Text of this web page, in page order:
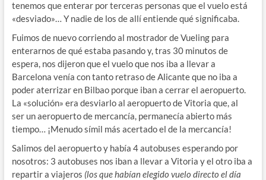
tenemos que enterar por terceras personas que el vuelo está
«desviado»… Y nadie de los de allí entiende qué significaba.
Fuimos de nuevo corriendo al mostrador de Vueling para
enterarnos de qué estaba pasando y, tras 30 minutos de
espera, nos dijeron que el vuelo que nos iba a llevar a
Barcelona venía con tanto retraso de Alicante que no iba a
poder aterrizar en Bilbao porque iban a cerrar el aeropuerto.
La «solución» era desviarlo al aeropuerto de Vitoria que, al
ser un aeropuerto de mercancía, permanecía abierto más
tiempo… ¡Menudo símil más acertado el de la mercancía!
Salimos del aeropuerto y había 4 autobuses esperando por
nosotros: 3 autobuses nos iban a llevar a Vitoria y el otro iba a
repartir a viajeros (los que habían elegido vuelo directo el día